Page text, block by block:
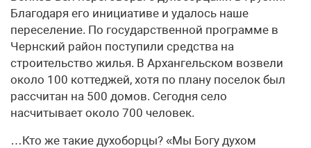
Благодаря его инициативе и удалось наше
переселение. По государственной программе в
Чернский район поступили средства на
строительство жилья. В Архангельском возвели
около 100 коттеджей, хотя по плану поселок был
рассчитан на 500 домов. Сегодня село
насчитывает около 700 человек.
…Кто же такие духоборцы? «Мы Богу духом